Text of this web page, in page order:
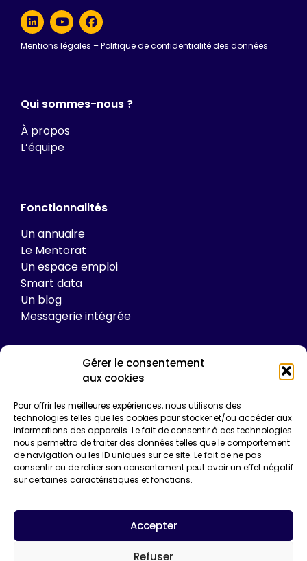
Gérer le consentement
aux cookies
Pour offrir les meilleures expériences, nous utilisons des
technologies telles que les cookies pour stocker et/ou accéder aux
informations des appareils. Le fait de consentir à ces technologies
nous permettra de traiter des données telles que le comportement
de navigation ou les ID uniques sur ce site. Le fait de ne pas
consentir ou de retirer son consentement peut avoir un effet négatif
sur certaines caractéristiques et fonctions.
Accepter
Refuser
Mentions légales –Politique de confidentialité des données
Qui sommes-nous ?
À propos
L’équipe
Fonctionnalités
Un annuaire
Le Mentorat
Un espace emploi
Smart data
Un blog
Messagerie intégrée
Plateforme
Formations
Enquêtes de certification
Communication
Entreprise*
Email*